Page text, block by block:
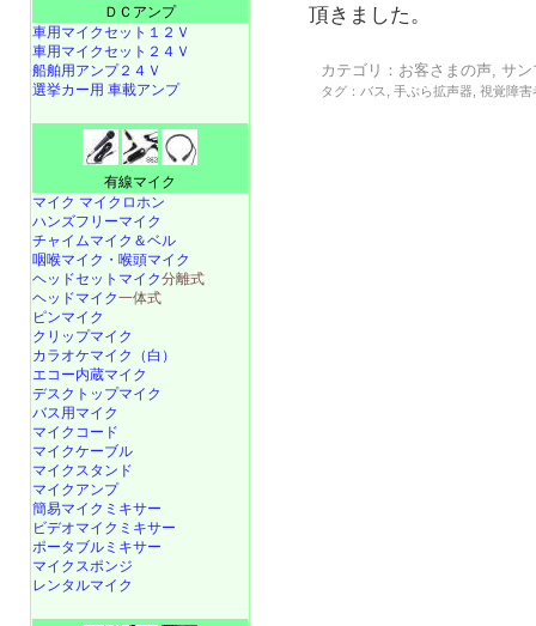
頂きました。
カテゴリ： お客さまの声,サン
タグ： バス ,手ぶら拡声器 ,視覚障害
ＤＣアンプ
車用マイクセット１２Ｖ
車用マイクセット２４Ｖ
船舶用アンプ２４Ｖ
選挙カー用 車載アンプ
有線マイク
マイク マイクロホン
ハンズフリーマイク
チャイムマイク＆ベル
咽喉マイク・喉頭マイク
ヘッドセットマイク分離式
ヘッドマイク一体式
ピンマイク
クリップマイク
カラオケマイク（白）
エコー内蔵マイク
デスクトップマイク
バス用マイク
マイクコード
マイクケーブル
マイクスタンド
マイクアンプ
簡易マイクミキサー
ビデオマイクミキサー
ポータブルミキサー
マイクスポンジ
レンタルマイク